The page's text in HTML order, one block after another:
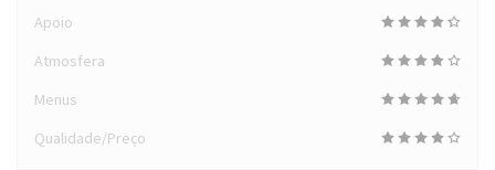
Apoio
Atmosfera
Menus
Qualidade/Preço